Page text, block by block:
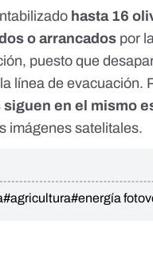
hasta 16
o arrancados por
puesto que
línea de evacuación.
siguen en el mismo
imágenes satelitales.
#agricultura#energía